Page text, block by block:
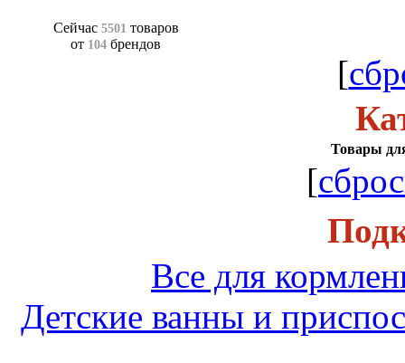
Сейчас 5501 товаров
от 104 брендов
[
Товары
[
Все для
Детские ванны и